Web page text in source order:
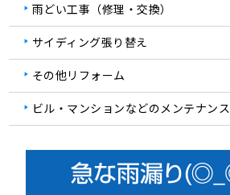
雨どい工事（修理・交換）
サイディング張り替え
その他リフォーム
ビル・マンションなどのメンテナンス